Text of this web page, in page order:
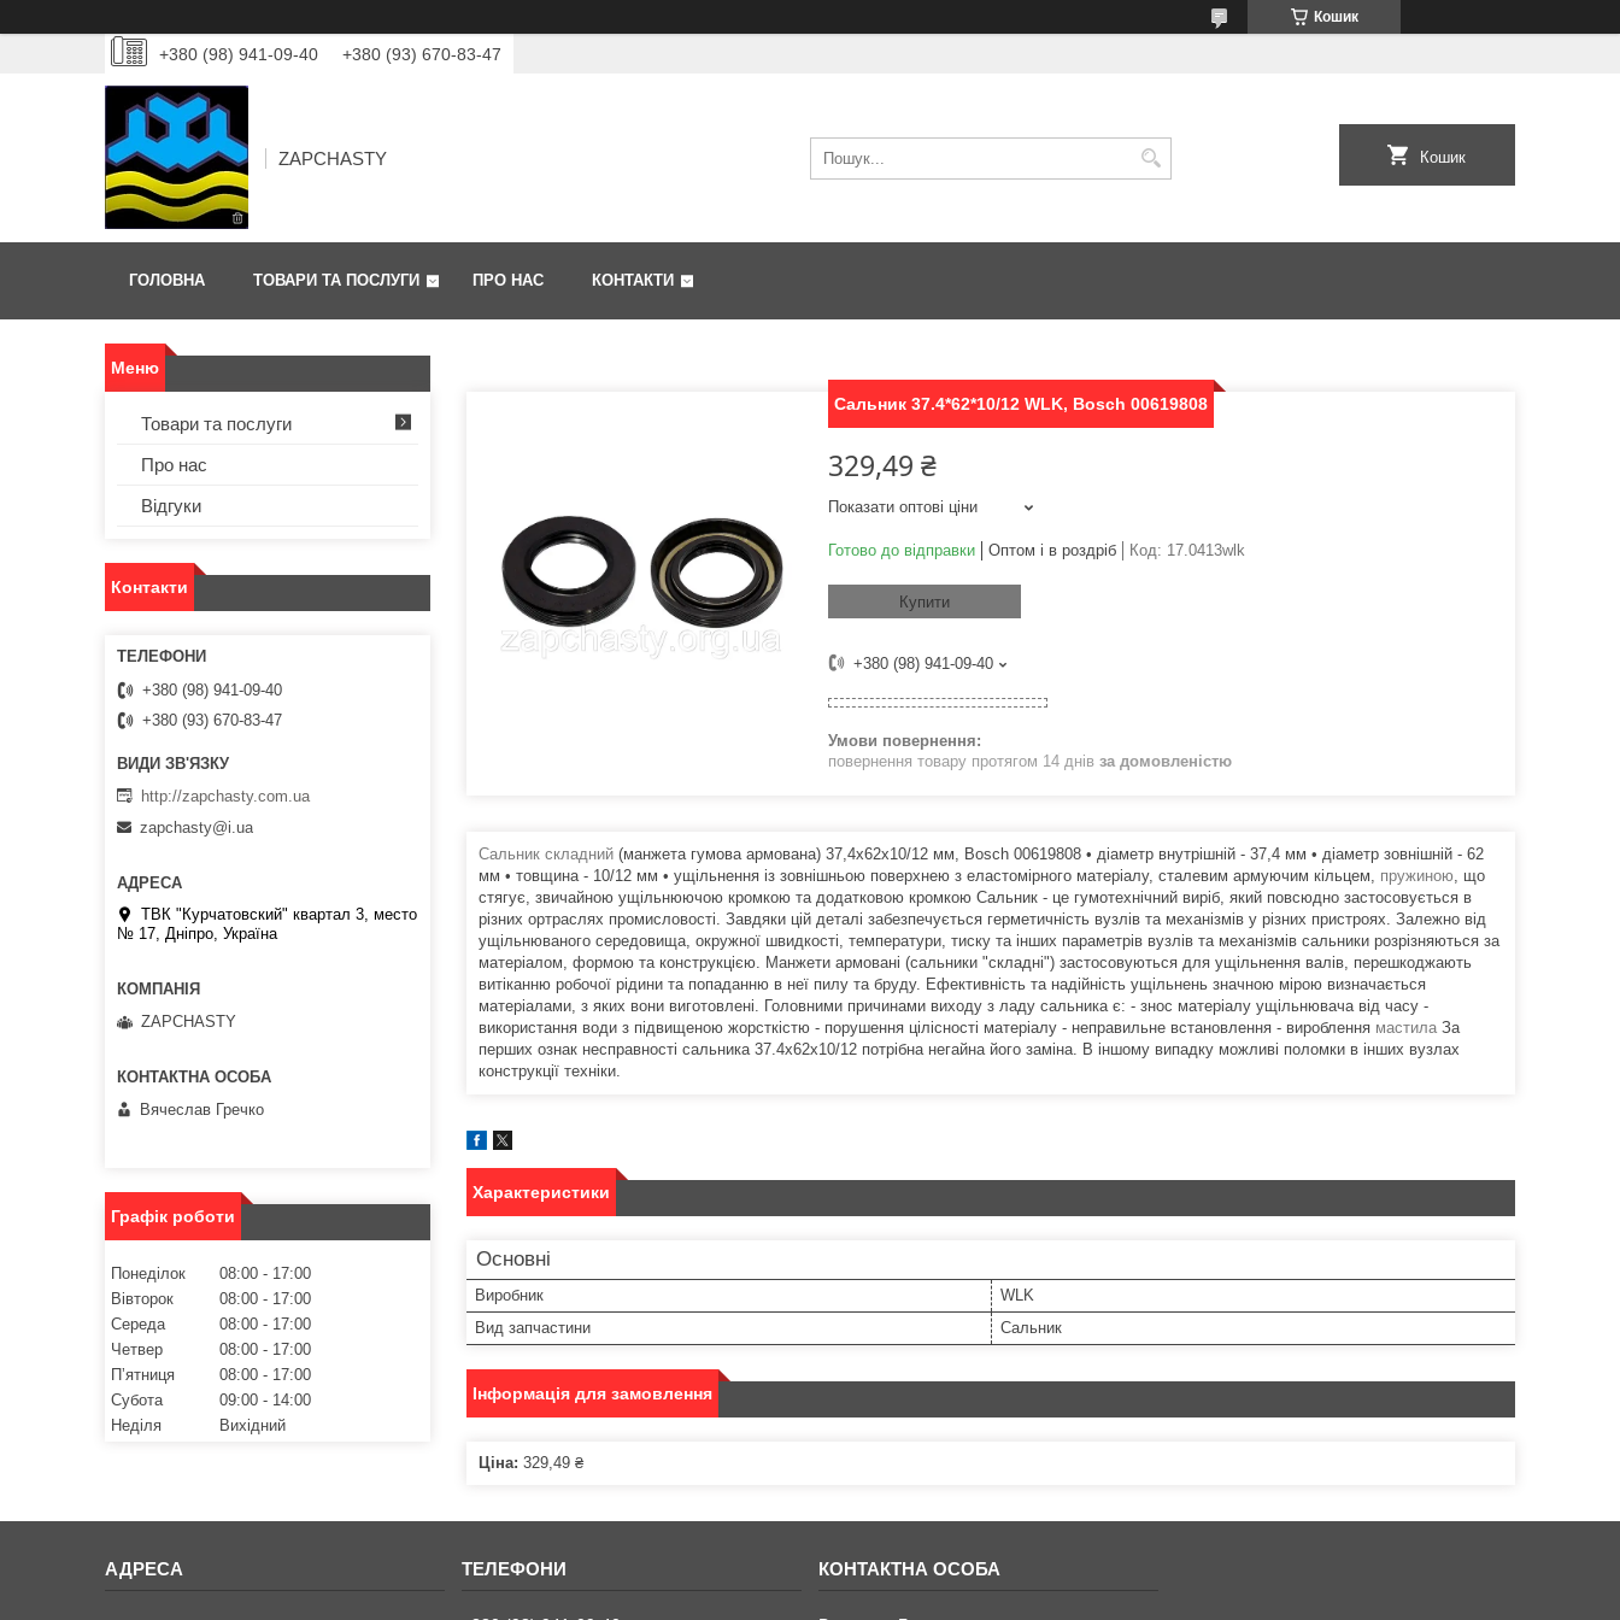
Кошик
+380 (98) 941-09-40 +380 (93) 670-83-47
ZAPCHASTY Кошик
ГОЛОВНА ТОВАРИ ТА ПОСЛУГИ ПРО НАС КОНТАКТИ
Сальник 37.4*62*10/12 WLK, Bosch 00619808
329,49 ₴
Показати оптові ціни
Готово до відправки Оптом і в роздріб Код: 17.0413wlk
Купити
+380 (98) 941-09-40
повернення товару протягом 14 днів за домовленістю
Сальник складний (манжета гумова армована) 37,4x62x10/12 мм, Bosch 00619808 • діаметр внутрішній - 37,4 мм • діаметр зовнішній - 62
мм • товщина - 10/12 мм • ущільнення із зовнішньою поверхнею з еластомірного матеріалу, сталевим армуючим кільцем, пружиною , що
стягує, звичайною ущільнюючою кромкою та додатковою кромкою Сальник - це гумотехнічний виріб, який повсюдно застосовується в
різних ортраслях промисловості. Завдяки цій деталі забезпечується герметичність вузлів та механізмів у різних пристроях. Залежно від
ущільнюваного середовища, окружної швидкості, температури, тиску та інших параметрів вузлів та механізмів сальники розрізняються за
матеріалом, формою та конструкцією. Манжети армовані (сальники "складні") застосовуються для ущільнення валів, перешкоджають
витіканню робочої рідини та попаданню в неї пилу та бруду. Ефективність та надійність ущільнень значною мірою визначається
матеріалами, з яких вони виготовлені. Головними причинами виходу з ладу сальника є: - знос матеріалу ущільнювача від часу -
використання води з підвищеною жорсткістю - порушення цілісності матеріалу - неправильне встановлення - вироблення мастила За
перших ознак несправності сальника 37.4х62х10/12 потрібна негайна його заміна. В іншому випадку можливі поломки в інших вузлах
конструкції техніки.
Характеристики
Основні
Виробник
WLK
Вид запчастини
Сальник
Інформація для замовлення
Ціна: 329,49 ₴
Товари та послуги
Про нас
Відгуки
Контакти
+380 (98) 941-09-40
+380 (93) 670-83-47
http://zapchasty.com.ua
zapchasty@i.ua
ТВК "Курчатовский" квартал 3, место
№ 17, Дніпро, Україна
ZAPCHASTY
Вячеслав Гречко
Графік роботи
Понеділок 08:00
17:00
Вівторок
08:00
17:00
Середа
08:00
17:00
Четвер
08:00
17:00
Пʼятниця
08:00
17:00
Субота
09:00
14:00
Неділя
Вихідний